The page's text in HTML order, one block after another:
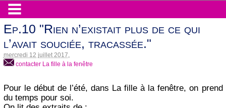
Ep.10 "Rien n’existait plus de ce qui
l’avait souciée, tracassée."
mercredi 12 juillet 2017
contacter La fille à la fenêtre
Pour le début de l’été, dans La fille à la fenêtre, on prend
du temps pour soi.